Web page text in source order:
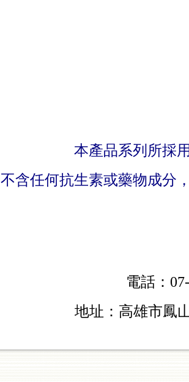
本產品系列所採
不含任何抗生素或藥物成分
電話：
地址：高雄市鳳